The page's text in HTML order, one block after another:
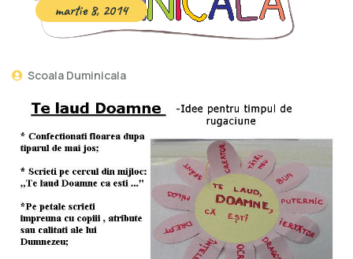
martie 8, 2014
Scoala Duminicala